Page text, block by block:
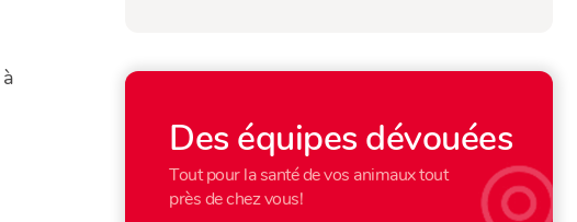
Des équipes dévouées
Tout pour la santé de vos animaux tout
près de chez vous!